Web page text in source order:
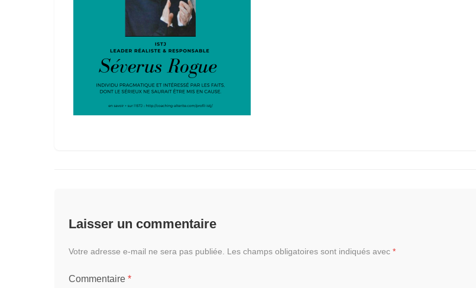
Laisser un commentaire
Votre adresse e-mail ne sera pas publiée. Les champs obligatoires sont indiqués avec *
Commentaire *